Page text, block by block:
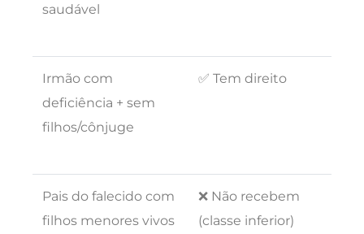
saudável
Irmão com
deficiência + sem
filhos/cônjuge
✅ Tem direito
Pais do falecido com
filhos menores vivos
❌ Não recebem
(classe inferior)